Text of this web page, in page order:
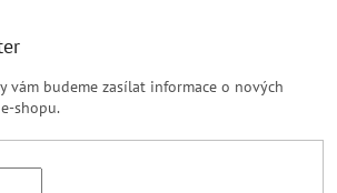
vám budeme zasílat informace o nových
shopu.